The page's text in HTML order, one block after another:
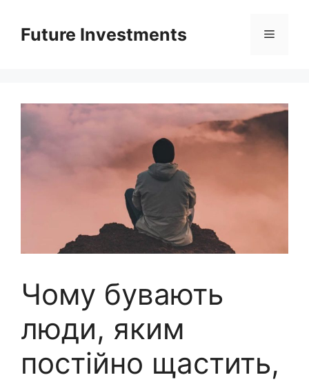
вмістуFuture Investments Меню
Чому бувають
люди, яким
постійно щастить,